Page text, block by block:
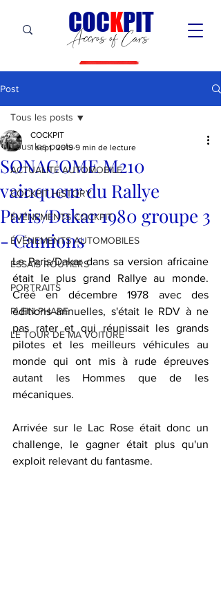
Accros of Cars
COCKPIT
Post
Tous les posts
ACTUALITÉ AUTOMOBILE
COCKPIT HiSTORY
ÉVÉNEMENTS COCKPIT
ÉVÉNEMENTS AUTOMOBILES
ESSAIS ROUTIERS
PORTRAITS
PLEIN PHARE
LE TOUR DE MA VOITURE
Tous les posts
SONACOME M210
vainqueur du Rallye
Paris/Dakar 1980 groupe 3
- Camions
COCKPIT
1 sept. 2019 9 min de lecture
Le Paris/Dakar dans sa version africaine
était le plus grand Rallye au monde.
Créé en décembre 1978 avec des
éditions annuelles, s'était le RDV à ne
pas rater et qui réunissait les grands
pilotes et les meilleurs véhicules au
monde qui ont mis à rude épreuves
autant les Hommes que de les
mécaniques.
Arrivée sur le Lac Rose était donc un
challenge, le gagner était plus qu'un
exploit relevant du fantasme.